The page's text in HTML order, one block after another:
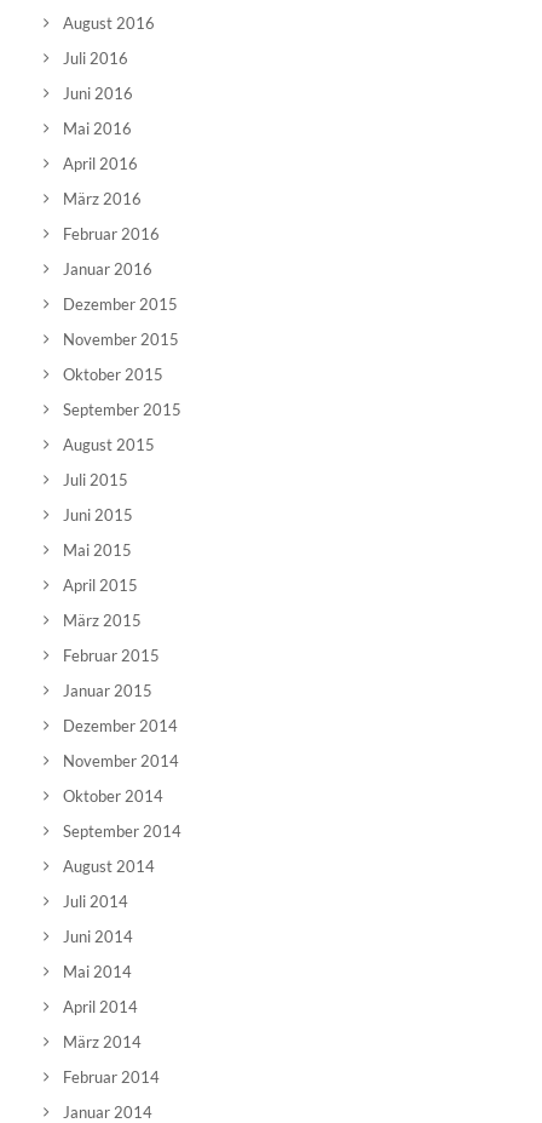
August 2016
Juli 2016
Juni 2016
Mai 2016
April 2016
März 2016
Februar 2016
Januar 2016
Dezember 2015
November 2015
Oktober 2015
September 2015
August 2015
Juli 2015
Juni 2015
Mai 2015
April 2015
März 2015
Februar 2015
Januar 2015
Dezember 2014
November 2014
Oktober 2014
September 2014
August 2014
Juli 2014
Juni 2014
Mai 2014
April 2014
März 2014
Februar 2014
Januar 2014